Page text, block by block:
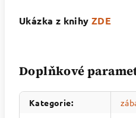
Ukázka z knihyZDE
Doplňkové
Kategorie: